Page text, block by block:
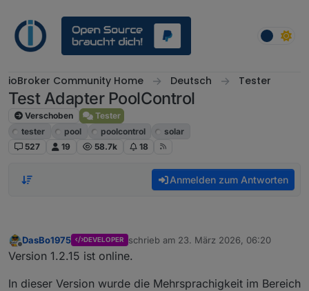
ioBroker Community Home Deutsch Tester
Test Adapter PoolControl
Verschoben
Tester
tester
pool poolcontrol
solar
527
19 58.7k 18
Anmelden zum Antworten
Offline
DasBo1975 DEVELOPER schrieb am 23. März 2026, 06:20
zuletzt editiert von
Version 1.2.15 ist online.
In dieser Version wurde die Mehrsprachigkeit im Bereich